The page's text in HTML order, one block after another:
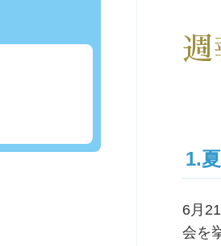
週
1.
6月
会を